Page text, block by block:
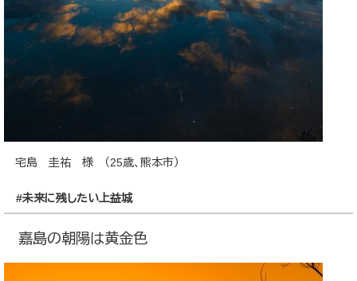
宅島 圭祐 様 （25歳、熊本市）
#未来に残したい上益城
嘉島の朝陽は黄金色